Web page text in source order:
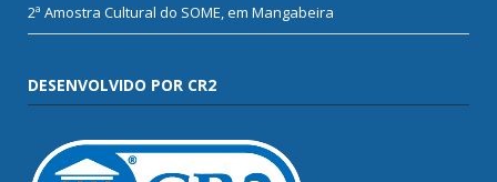
2ª Amostra Cultural do SOME, em Mangabeira
DESENVOLVIDO POR CR2